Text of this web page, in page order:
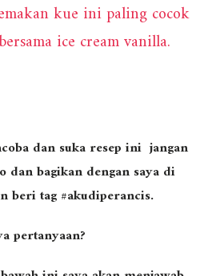
kue ini paling cocok
ice cream vanilla.
dan suka resep ini jangan
bagikan dengan saya di
beri tag #akudiperancis.
pertanyaan?